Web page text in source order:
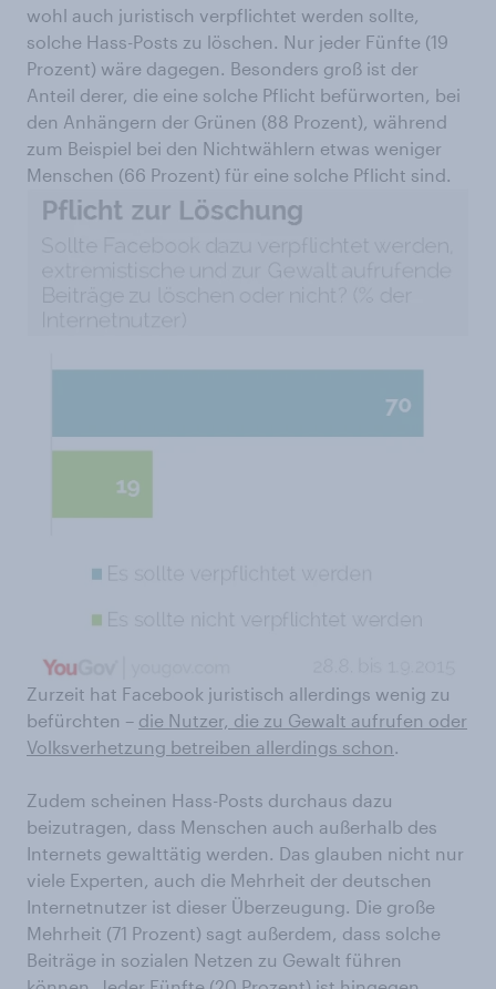
wohl auch juristisch verpflichtet werden sollte,
solche Hass-Posts zu löschen. Nur jeder Fünfte (19
Prozent) wäre dagegen. Besonders groß ist der
Anteil derer, die eine solche Pflicht befürworten, bei
den Anhängern der Grünen (88 Prozent), während
zum Beispiel bei den Nichtwählern etwas weniger
Menschen (66 Prozent) für eine solche Pflicht sind.
Zurzeit hat Facebook juristisch allerdings wenig zu
befürchten – die Nutzer, die zu Gewalt aufrufen oder
Volksverhetzung betreiben allerdings schon.
Zudem scheinen Hass-Posts durchaus dazu
beizutragen, dass Menschen auch außerhalb des
Internets gewalttätig werden. Das glauben nicht nur
viele Experten, auch die Mehrheit der deutschen
Internetnutzer ist dieser Überzeugung. Die große
Mehrheit (71 Prozent) sagt außerdem, dass solche
Beiträge in sozialen Netzen zu Gewalt führen